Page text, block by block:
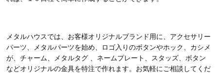
メタルハウスでは、お客様オリジナルブランド用に、アクセサリー
パーツ、メタルパーツを始め、ロゴ入りのボタンやホック、カシメ
が、チャーム、メタルタグ 、ネームプレート、スタッズ、ボタン
などオリジナルの金具を特注で作れます。お気軽にご相談してくだ